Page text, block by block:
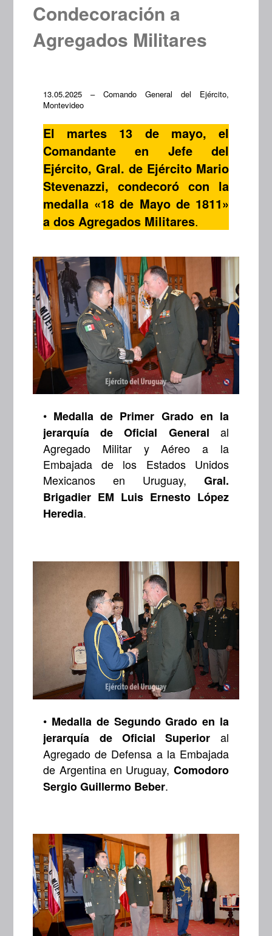
Condecoración a
Agregados Militares
13.05.2025 – Comando General del Ejército,
Montevideo
El martes 13 de mayo, el
Comandante en Jefe del
Ejército, Gral. de Ejército Mario
Stevenazzi, condecoró con la
medalla «18 de Mayo de 1811»
a dos Agregados Militares.
• Medalla de Primer Grado en la
jerarquía de Oficial General al
Agregado Militar y Aéreo a la
Embajada de los Estados Unidos
Mexicanos en Uruguay, Gral.
Brigadier EM Luis Ernesto López
Heredia.
• Medalla de Segundo Grado en la
jerarquía de Oficial Superior al
Agregado de Defensa a la Embajada
de Argentina en Uruguay, Comodoro
Sergio Guillermo Beber.